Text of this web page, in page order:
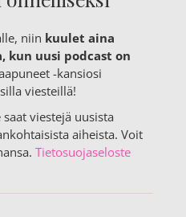
niin kuulet aina
kun uusi podcast on
-kansiosi
viesteillä!
viestejä uusista
aiheista. Voit
Tietosuojaseloste